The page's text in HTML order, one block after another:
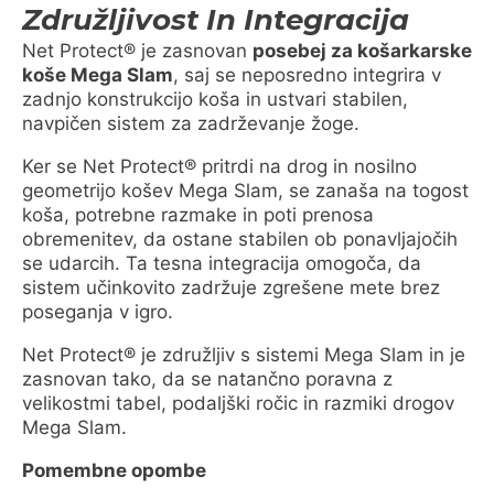
Združljivost In Integracija
Net Protect® je zasnovan posebej za košarkarske
koše Mega Slam, saj se neposredno integrira v
zadnjo konstrukcijo koša in ustvari stabilen,
navpičen sistem za zadrževanje žoge.
Ker se Net Protect® pritrdi na drog in nosilno
geometrijo košev Mega Slam, se zanaša na togost
koša, potrebne razmake in poti prenosa
obremenitev, da ostane stabilen ob ponavljajočih
se udarcih. Ta tesna integracija omogoča, da
sistem učinkovito zadržuje zgrešene mete brez
poseganja v igro.
Net Protect® je združljiv s sistemi Mega Slam in je
zasnovan tako, da se natančno poravna z
velikostmi tabel, podaljški ročic in razmiki drogov
Mega Slam.
Pomembne opombe